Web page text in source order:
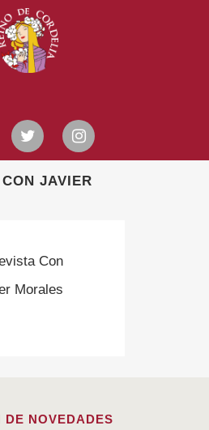
JAVIER
Con
Morales
DE NOVEDADES